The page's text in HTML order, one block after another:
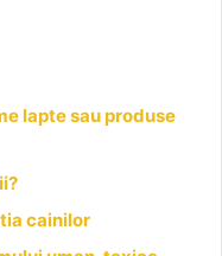
lapte sau produse
cainilor